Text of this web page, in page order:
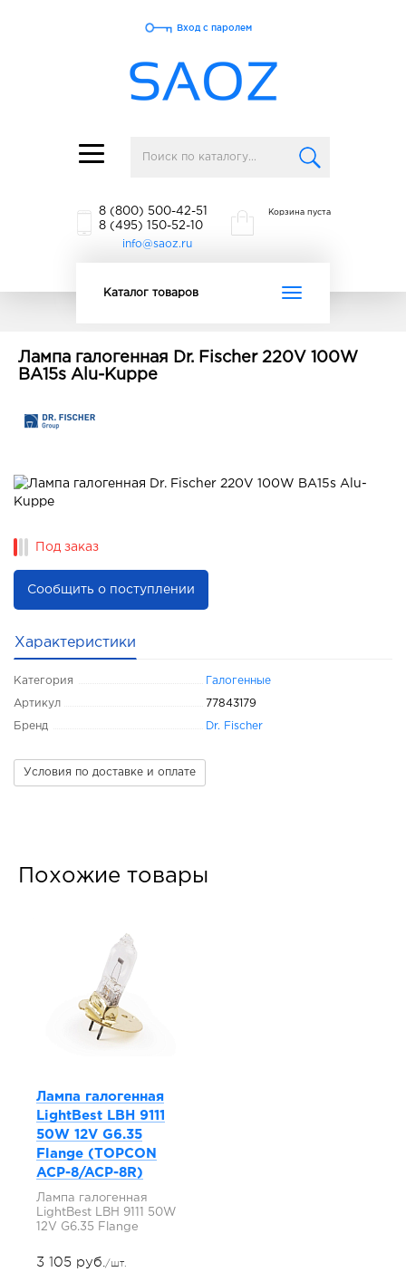
Toggle
navigation
Вход с паролем
8 (800) 500-42-51
8 (495) 150-52-10
info@saoz.ru
Корзина пуста
Toggle
Каталог товаров
Лампа галогенная Dr. Fischer 220V 100W
BA15s Alu-Kuppe
Под заказ
Сообщить о поступлении
Характеристики
Категория Галогенные
Артикул 77843179
Бренд Dr. Fischer
Условия по доставке и оплате
Похожие товары
Лампа галогенная
LightBest LBH 9111
50W 12V G6.35
Flange (TOPCON
ACP-8/ACP-8R)
Лампа галогенная
LightBest LBH 9111 50W
12V G6.35 Flange
3 105 руб./шт.